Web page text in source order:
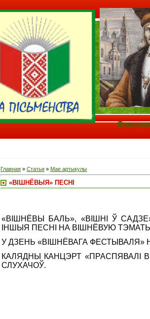
Главная » Статьи » Мае артыкулы
«ВІШНЁВЫЯ» ПЕСНІ
«ВІШНЁВЫ БАЛЬ», «ВІШНІ Ў
ІНШЫЯ ПЕСНІ НА ВІШНЁВУЮ
У ДЗЕНЬ «ВІШНЁВАГА
КАЛЯДНЫ КАНЦЭРТ «ПРАСПЯВАЛІ
СЛУХАЧОЎ.